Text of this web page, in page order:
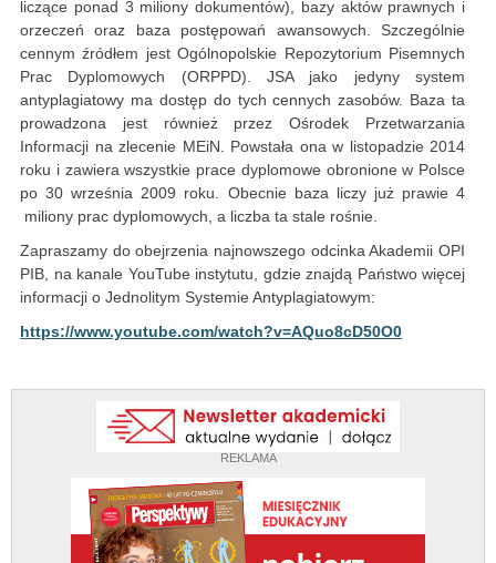
REKLAMA
liczące ponad 3 miliony dokumentów), bazy aktów prawnych i
orzeczeń oraz baza postępowań awansowych. Szczególnie
cennym źródłem jest Ogólnopolskie Repozytorium Pisemnych
Prac Dyplomowych (ORPPD). JSA jako jedyny system
antyplagiatowy ma dostęp do tych cennych zasobów. Baza ta
prowadzona jest również przez Ośrodek Przetwarzania
Informacji na zlecenie MEiN. Powstała ona w listopadzie 2014
roku i zawiera wszystkie prace dyplomowe obronione w Polsce
po 30 września 2009 roku. Obecnie baza liczy już prawie 4
miliony prac dyplomowych, a liczba ta stale rośnie.
Zapraszamy do obejrzenia najnowszego odcinka Akademii OPI
PIB, na kanale YouTube instytutu, gdzie znajdą Państwo więcej
informacji o Jednolitym Systemie Antyplagiatowym:
https://www.youtube.com/watch?v=AQuo8cD50O0